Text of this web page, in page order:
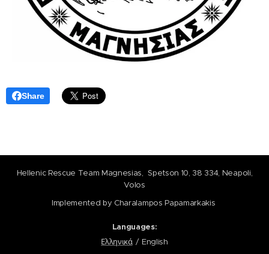
Share
Hellenic Rescue Team Magnesias, Spetson 10, 38 334, Neapoli,
Volos
Implemented by Charalampos Papamarkakis
Languages
Ελληνικά
English